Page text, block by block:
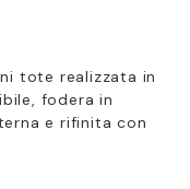
tote realizzata in
fodera in
e rifinita con